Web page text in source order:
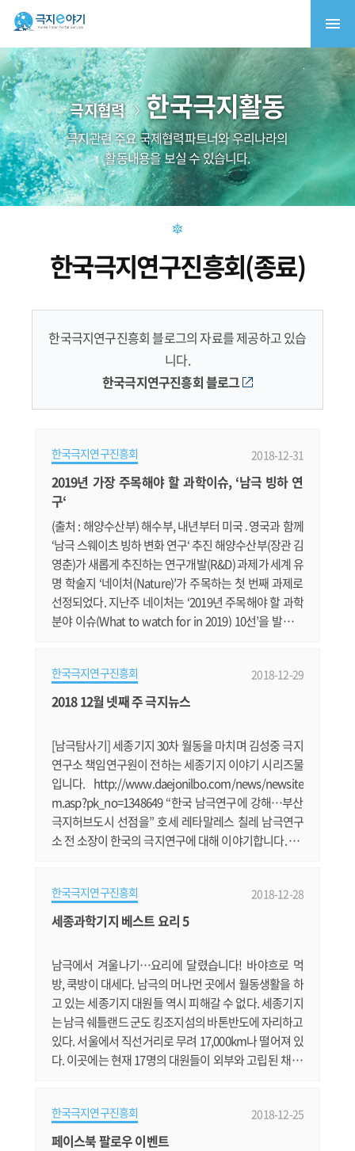
극지협력 한국극지활동
극지관련 주요 국제협력파트너와 우리나라의
활동내용을 보실 수 있습니다.
한국극지연구진흥회(종료)
한국극지연구진흥회 블로그의 자료를 제공하고 있습
니다.
한국극지연구진흥회 블로그
한국극지연구진흥회 2018-12-31
2019년 가장 주목해야 할 과학이슈, ‘남극 빙하 연
구‘
(출처 : 해양수산부) 해수부, 내년부터 미국․영국과 함께
‘남극 스웨이츠 빙하 변화 연구‘ 추진 해양수산부(장관 김
영춘)가 새롭게 추진하는 연구개발(R&D) 과제가 세계 유
명 학술지 ‘네이처(Nature)’가 주목하는 첫 번째 과제로
선정되었다. 지난주 네이처는 ‘2019년 주목해야 할 과학
분야 이슈(What to watch for in 2019) 10선’을 발표하
를 1순위로 꼽았다. 서남극에 위치한 스웨이츠 빙하(Th
waites Glacier)는 이미 붕괴가 진행되고 있으며, 되돌릴
한국극지연구진흥회 2018-12-29
2018 12월 넷째 주 극지뉴스
[남극탐사기] 세종기지 30차 월동을 마치며 김성중 극지
연구소 책임연구원이 전하는 세종기지 이야기 시리즈물
입니다. http://www.daejonilbo.com/news/newsite
m.asp?pk_no=1348649 “한국 남극연구에 강해…부산
극지허브도시 선점을” 호세 레타말레스 칠레 남극연구
소 전 소장이 한국의 극지연구에 대해 이야기합니다. htt
가다⑥] 장보고 기지 사람들의 일상은? KBS 기자의 남극
취재기 시리즈입니다. https://news.v.daum.net/v/20
모.......
한국극지연구진흥회 2018-12-28
세종과학기지 베스트 요리 5
남극에서 겨울나기…요리에 달렸습니다! 바야흐로 먹
방, 쿡방이 대세다. 남극의 머나먼 곳에서 월동생활을 하
고 있는 세종기지 대원들 역시 피해갈 수 없다. 세종기지
는 남극 쉐틀랜드 군도 킹조지섬의 바톤반도에 자리하고
있다. 서울에서 직선거리로 무려 17,000km나 떨어져 있
다. 이곳에는 현재 17명의 대원들이 외부와 고립된 채 기
다른 곳과 같으면서도 다른, 남극에서만 맛볼 수 있는 다
양한 메뉴들이 선보인다. 이 중에 조리대원을 맡고 있는
한국극지연구진흥회 2018-12-25
페이스북 팔로우 이벤트